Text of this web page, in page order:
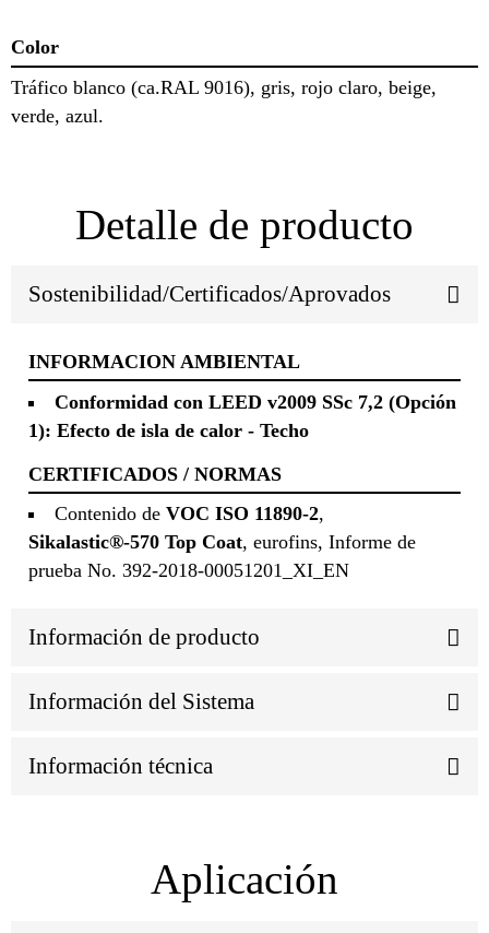
Color
Tráfico blanco (ca.RAL 9016), gris, rojo claro, beige,
verde, azul.
Detalle de producto
Sostenibilidad/Certificados/Aprovados
INFORMACION AMBIENTAL
Conformidad con LEED v2009 SSc 7,2 (Opción
1): Efecto de isla de calor - Techo
CERTIFICADOS / NORMAS
Contenido deVOC ISO 11890-2,
Sikalastic®-570 Top Coat, eurofins, Informe de
prueba No. 392-2018-00051201_XI_EN
Información de producto
Información del Sistema
Información técnica
Aplicación